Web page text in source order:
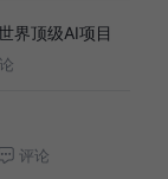
界顶级AI项目
评论